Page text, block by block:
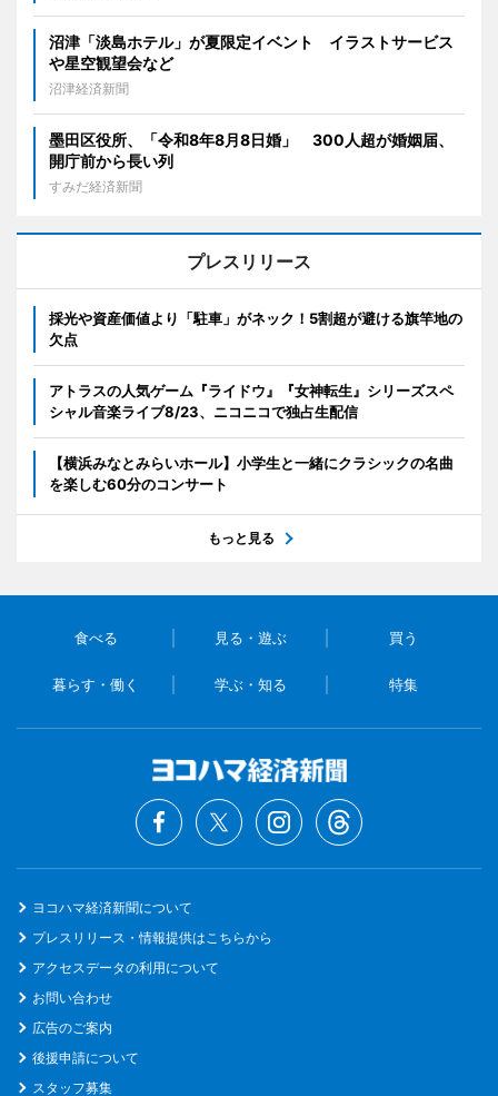
沼津「淡島ホテル」が夏限定イベント イラストサービス
や星空観望会など
沼津経済新聞
墨田区役所、「令和8年8月8日婚」 300人超が婚姻届、
開庁前から長い列
すみだ経済新聞
プレスリリース
採光や資産価値より「駐車」がネック！5割超が避ける旗竿地の
欠点
アトラスの人気ゲーム『ライドウ』『女神転生』シリーズスペ
シャル音楽ライブ8/23、ニコニコで独占生配信
【横浜みなとみらいホール】小学生と一緒にクラシックの名曲
を楽しむ60分のコンサート
もっと見る
食べる 見る・遊ぶ 買う
暮らす・働く 学ぶ・知る 特集
ヨコハマ経済新聞について
プレスリリース・情報提供はこちらから
アクセスデータの利用について
お問い合わせ
広告のご案内
後援申請について
スタッフ募集